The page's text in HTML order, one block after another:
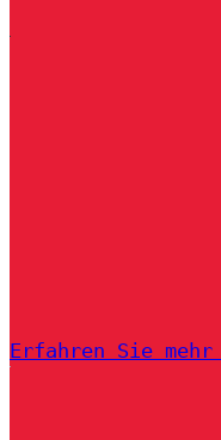
Erfahren Sie